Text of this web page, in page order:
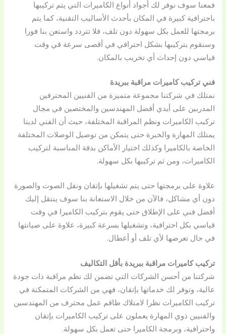
فمعنا سوف نوفر لك أجواد أنواع الكاميرات التي يتم تركيبها
باحترافية كبيرة في المكان بأحدث الأساليب التقنية، كما يتم
برمجتها للعمل بكل سهولة دون تلف، فلا تتردد واستعن بنا فورا
وسنقوم بتركيبها بشكل احترافي في أقصى سرعة في وقت
قياسي دون إحداث أي تخريب بالمكان.
فني تركيب كاميرات مراقبة ببريدة
نمتلك في شركتنا مجموعة متميزة من الفنيين المحترفين
المدربين على أيدي أفضل المهندسين والمختصين في مجال
تركيب الكاميرات ونظم المراقبة المختلفة، حيث أن الفني لدينا
يمتلك المهارة والخبرة حتى يتمكن من توصيل الوصلات المختلفة
الخاصة بالكاميرا وكذلك اختيار الأماكن بدقة المناسبة لتركيب
الكاميرات، ومن ثم تركيبها بكل سهولة.
علاوة على برمجتها حتى يتم تشغيلها بإتقان ونقل الصوت والصورة
دون أي مشاكل، فالآن من خلال الاستعانة بنا سوف ينتقل إليك
أفضل فني على الإطلاق حتى يقوم بتركيب الكاميرا في وقت
قياسي بكل احترافية، وتشغيلها بسرعة كبيرة، علاوة على صيانتها
في حال تعرضها لأي تلف أو أعطال.
تركيب كاميرات مراقبة ببريدة بأقل التكاليف
شركتنا من أحسن الشركات التي تضمن لك نظم مراقبة ذات جودة
عالية، وتوفر لك خدماتها بإتقان، فهي من الشركات المتمكنة في
تركيب الكاميرات نظرا لامتلاك طاقم عمل محترف من المهندسين
والفنيين ذوي المهارة يعملون على تركيب الكاميرات بإتقان
واحترافية، وبرمجة الكاميرا حتى تعمل بكل سهولة.